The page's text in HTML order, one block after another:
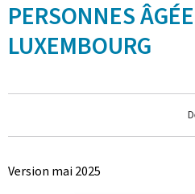
PERSONNES
LUXEMBOURG
Version mai 2025